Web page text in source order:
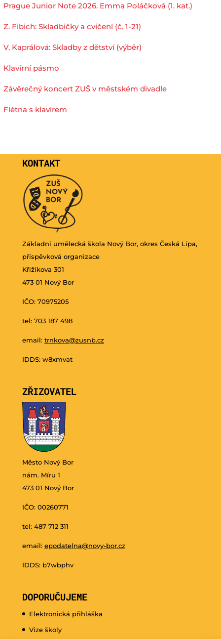
Prague Junior Note 2026. Emma Poláčková (1. kat.)
Z. Fibich: Skladbičky a cvičení (č. 1-21)
V. Kaprálová: Skladby z dětství (výběr)
Klavírní pásmo
Závěrečný koncert ZUŠ v městském divadle
Flétna s klavírem
KONTAKT
Základní umělecká škola Nový Bor, okres Česká Lípa,
příspěvková organizace
Křižíkova 301
473 01 Nový Bor
IČO: 70975205
tel: 703 187 498
email: trnkova@zusnb.cz
IDDS: w8xmvat
ZŘIZOVATEL
Město Nový Bor
nám. Míru 1
473 01 Nový Bor
IČO: 00260771
tel: 487 712 311
email: epodatelna@novy-bor.cz
IDDS: b7wbphv
DOPORUČUJEME
Elektronická přihláška
Vize školy